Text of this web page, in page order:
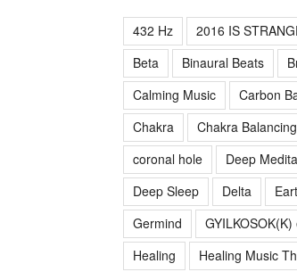
432 Hz 2016 IS
Beta
Binaural Beats
Calming Music
Carbon
Chakra
Chakra Balancing
coronal hole
Deep
Deep Sleep
Delta
Germind
Healing
Healing Music